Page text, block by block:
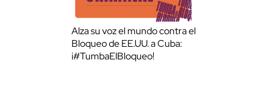
Alza su voz el mundo contra el
Bloqueo de EE.UU. a Cuba:
¡#TumbaElBloqueo!